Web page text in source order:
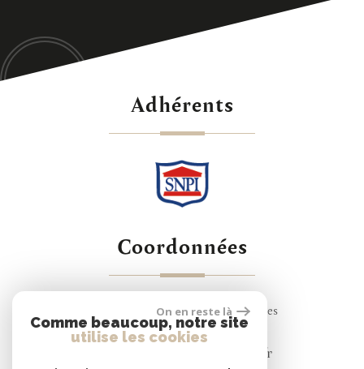
adhérents
coordonnées
24 Rue de Montreuil, 78000 Versailles
01 30 83 91 19
berthelot@degueltversailles.fr
On en reste là
Comme beaucoup, notre site
utilise les cookies